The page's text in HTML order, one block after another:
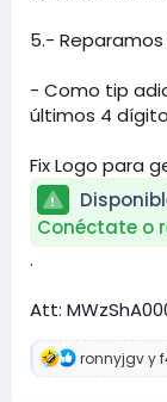
5.- Reparamos
- Como tip
últimos 4
Fix Logo para
Conéctate o
.
Att:
R
e
ronnyjgvy